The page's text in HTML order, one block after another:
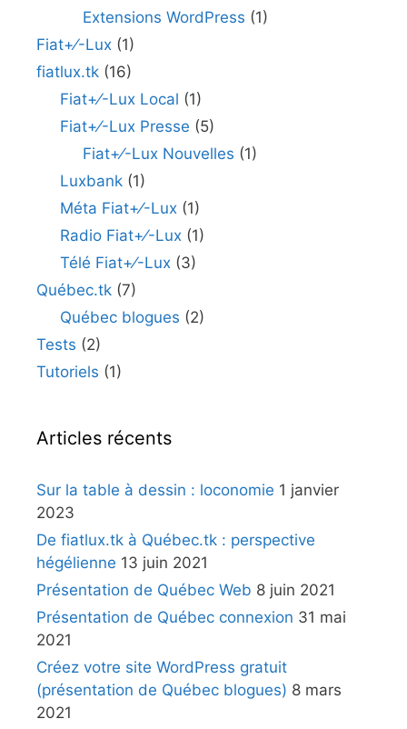
Extensions WordPress (1)
Fiat+⁄-Lux (1)
fiatlux.tk (16)
Fiat+⁄-Lux Local (1)
Fiat+⁄-Lux Presse (5)
Fiat+⁄-Lux Nouvelles (1)
Luxbank(1)
Méta Fiat+⁄-Lux(1)
Radio Fiat+⁄-Lux(1)
Télé Fiat+⁄-Lux(3)
Québec.tk (7)
Québec blogues (2)
Tests (2)
Tutoriels (1)
Articles récents
Sur la table à dessin : loconomie 1 janvier
2023
De fiatlux.tk à Québec.tk : perspective
hégélienne 13 juin 2021
Présentation de Québec Web 8 juin 2021
Présentation de Québec connexion 31 mai
2021
Créez votre site WordPress gratuit
(présentation de Québec blogues) 8 mars
2021